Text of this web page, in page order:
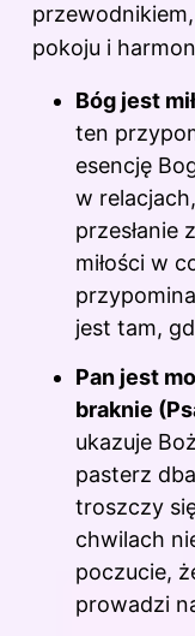
pokoju i
Bóg jest
ten
esencję
w
przesłanie
miłości w
jest tam,
Pan jest
braknie
ukazuje
pasterz
troszczy
chwilach
poczucie,
prowadzi